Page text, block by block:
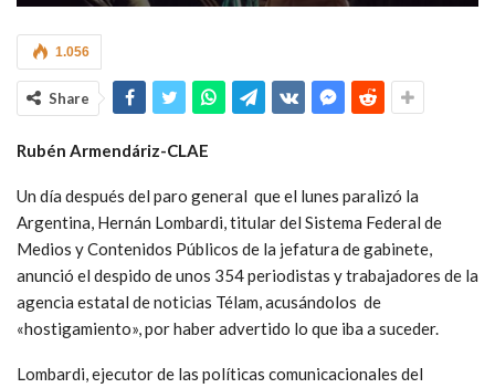
1.056
Share
Rubén Armendáriz-CLAE
Un día después del paro general que el lunes paralizó la
Argentina, Hernán Lombardi, titular del Sistema Federal de
Medios y Contenidos Públicos de la jefatura de gabinete,
anunció el despido de unos 354 periodistas y trabajadores de la
agencia estatal de noticias Télam, acusándolos de
«hostigamiento», por haber advertido lo que iba a suceder.
Lombardi, ejecutor de las políticas comunicacionales del